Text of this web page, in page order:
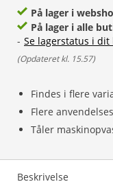
Findes i flere
Flere
Tåler
På lager i
På lager i alle
- Se lagerstatus i dit
(Opdateret kl. 15.57)
Beskrivelse